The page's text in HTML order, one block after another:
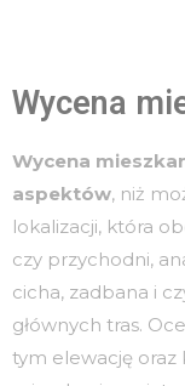
Wycena
Wycena
aspektów, niż
lokalizacji, która
czy przychodni,
cicha, zadbana i
głównych tras.
tym elewację oraz